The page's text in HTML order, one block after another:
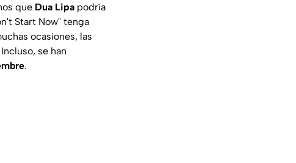
que Dua Lipa podría
Start Now" tenga
ocasiones, las
se han
.